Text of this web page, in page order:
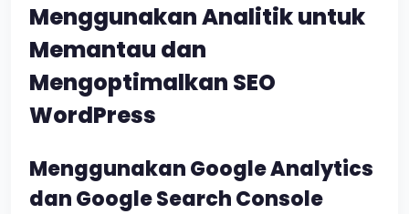
Menggunakan Analitik untuk
Memantau dan
Mengoptimalkan SEO
WordPress
Menggunakan Google Analytics
dan Google Search Console